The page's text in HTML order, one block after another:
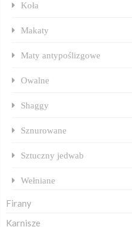
Koła
Makaty
Maty antypoślizgowe
Owalne
Shaggy
Sznurowane
Sztuczny jedwab
Wełniane
Firany
Karnisze